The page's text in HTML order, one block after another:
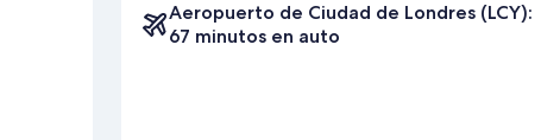
Aeropuerto de Ciudad de Londres (LCY):
67 minutos en auto